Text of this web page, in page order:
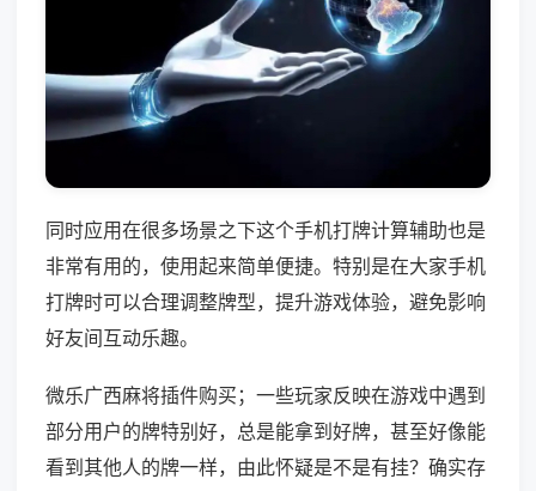
同时应用在很多场景之下这个手机打牌计算辅助也是
非常有用的，使用起来简单便捷。特别是在大家手机
打牌时可以合理调整牌型，提升游戏体验，避免影响
好友间互动乐趣。
微乐广西麻将插件购买；一些玩家反映在游戏中遇到
部分用户的牌特别好，总是能拿到好牌，甚至好像能
看到其他人的牌一样，由此怀疑是不是有挂？确实存